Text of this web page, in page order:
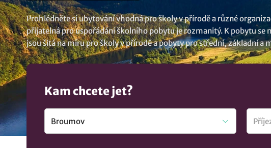
Prohlédněte si ubytování vhodná pro školy v přírodě a různé
přijatelná pro uspořádání školního pobytu je rozmanitý. K pobytu se
jsou šitá na míru pro školy v přírodě a pobyty pro střední, základní
lokalitě Broumov..
Kam chcete jet?